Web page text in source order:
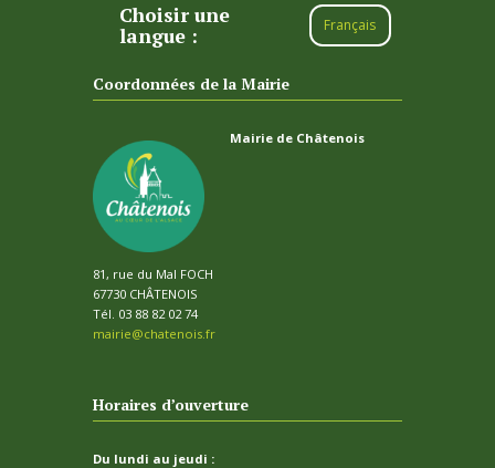
Choisir une
langue :
Français
Coordonnées de la Mairie
Mairie de Châtenois
81, rue du Mal FOCH
67730 CHÂTENOIS
Tél. 03 88 82 02 74
mairie@chatenois.fr
Horaires d’ouverture
Du lundi au jeudi :